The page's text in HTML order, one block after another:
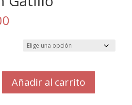
Añadir al carrito